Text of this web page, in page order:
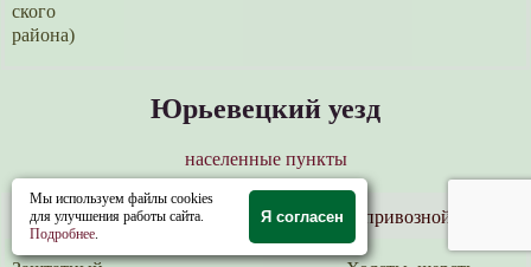
ского
района)
Юрьевецкий уезд
населенные пункты
место торговли
наименова­
ние ярмарки
интер­вал
дней
привозной товар
Мы используем файлы cookies
для улучшения работы сайта.
Подробнее.
Я согласен